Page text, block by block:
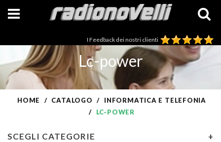
I Feedback dei nostri clienti
Lc-power
HOME CATALOGO
INFORMATICA E TELEFONIA
LC-POWER
SCEGLI CATEGORIE +